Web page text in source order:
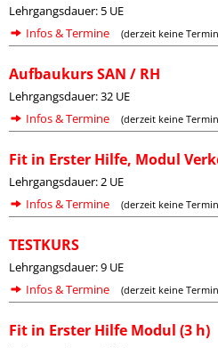
Lehrgangsdauer: 5 UE
Infos & Termine
(derzeit keine
Aufbaukurs SAN / RH
Lehrgangsdauer: 32 UE
Infos & Termine
(derzeit keine
Fit in Erster Hilfe, Modul
Lehrgangsdauer: 2 UE
Infos & Termine
(derzeit keine
TESTKURS
Lehrgangsdauer: 9 UE
Infos & Termine
(derzeit keine
Fit in Erster Hilfe Modul (3 h)